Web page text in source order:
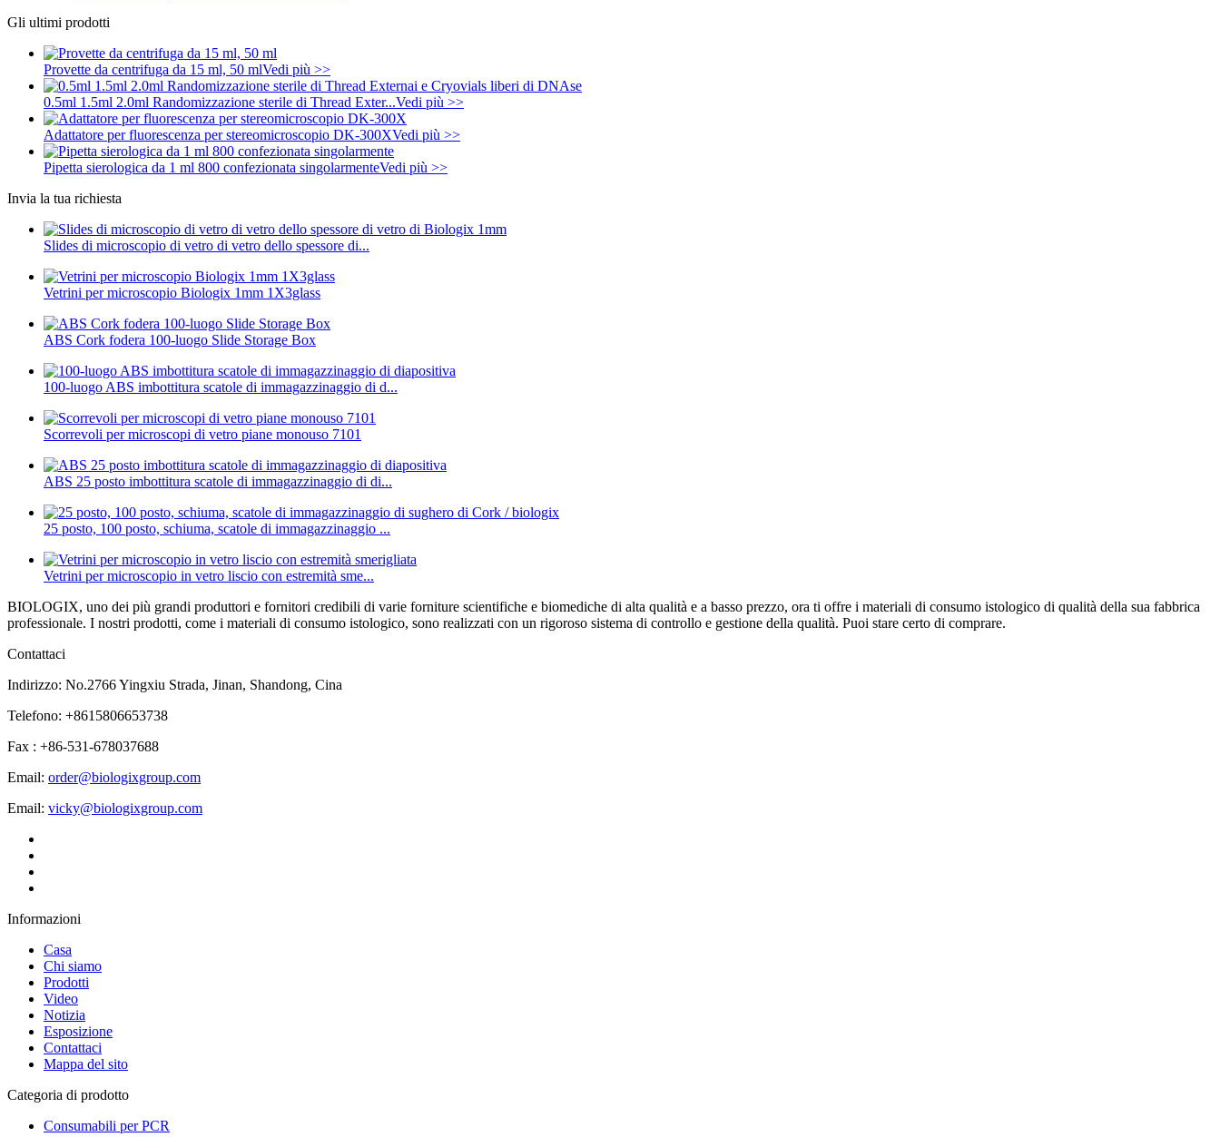
Gli ultimi prodotti
Provette da centrifuga da 15 ml, 50 mlVedi più >>
0.5ml 1.5ml 2.0ml Randomizzazione sterile di Thread Exter...Vedi più >>
Adattatore per fluorescenza per stereomicroscopio DK-300XVedi più >>
Pipetta sierologica da 1 ml 800 confezionata singolarmenteVedi più >>
Invia la tua richiesta
Slides di microscopio di vetro di vetro dello spessore di...
Vetrini per microscopio Biologix 1mm 1X3glass
ABS Cork fodera 100-luogo Slide Storage Box
100-luogo ABS imbottitura scatole di immagazzinaggio di d...
Scorrevoli per microscopi di vetro piane monouso 7101
ABS 25 posto imbottitura scatole di immagazzinaggio di di...
25 posto, 100 posto, schiuma, scatole di immagazzinaggio ...
Vetrini per microscopio in vetro liscio con estremità sme...
BIOLOGIX, uno dei più grandi produttori e fornitori credibili di varie forniture scientifiche e biomediche di alta qualità e a basso prezzo, ora ti offre i materiali di consumo istologico di qualità della sua fabbrica
professionale. I nostri prodotti, come i materiali di consumo istologico, sono realizzati con un rigoroso sistema di controllo e gestione della qualità. Puoi stare certo di comprare.
Contattaci
Indirizzo: No.2766 Yingxiu Strada, Jinan, Shandong, Cina
Telefono: +8615806653738
Fax : +86-531-678037688
Email: order@biologixgroup.com
Email: vicky@biologixgroup.com
Informazioni
Casa
Chi siamo
Prodotti
Video
Notizia
Esposizione
Contattaci
Mappa del sito
Categoria di prodotto
Consumabili per PCR